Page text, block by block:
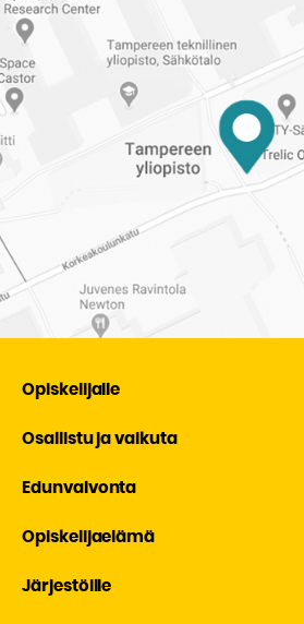
Opiskelijalle
Osallistu ja vaikuta
Edunvalvonta
Opiskelijaelämä
Järjestöille